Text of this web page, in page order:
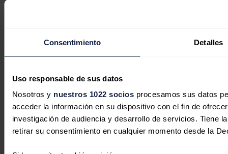
Consentimiento Detalles
Uso responsable de sus datos
Nosotros y nuestros 1022 sociosprocesamos sus datos
acceder la información en su dispositivo con el fin de
investigación de audiencia y desarrollo de servicios. Tiene
retirar su consentimiento en cualquier momento desde la